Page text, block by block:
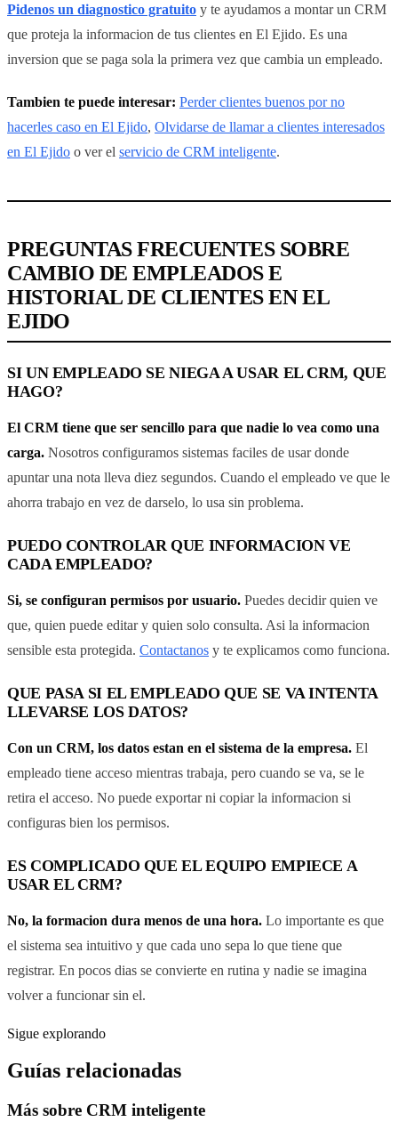
Pidenos un diagnostico gratuito y te ayudamos a montar un CRM
que proteja la informacion de tus clientes en El Ejido. Es una
inversion que se paga sola la primera vez que cambia un empleado.
Tambien te puede interesar: Perder clientes buenos por no
hacerles caso en El Ejido, Olvidarse de llamar a clientes interesados
en El Ejido o ver el servicio de CRM inteligente.
PREGUNTAS FRECUENTES SOBRE
CAMBIO DE EMPLEADOS E
HISTORIAL DE CLIENTES EN EL
EJIDO
SI UN EMPLEADO SE NIEGA A USAR EL CRM, QUE
HAGO?
El CRM tiene que ser sencillo para que nadie lo vea como una
carga. Nosotros configuramos sistemas faciles de usar donde
apuntar una nota lleva diez segundos. Cuando el empleado ve que le
ahorra trabajo en vez de darselo, lo usa sin problema.
PUEDO CONTROLAR QUE INFORMACION VE
CADA EMPLEADO?
Si, se configuran permisos por usuario. Puedes decidir quien ve
que, quien puede editar y quien solo consulta. Asi la informacion
sensible esta protegida. Contactanos y te explicamos como funciona.
QUE PASA SI EL EMPLEADO QUE SE VA INTENTA
LLEVARSE LOS DATOS?
Con un CRM, los datos estan en el sistema de la empresa. El
empleado tiene acceso mientras trabaja, pero cuando se va, se le
retira el acceso. No puede exportar ni copiar la informacion si
configuras bien los permisos.
ES COMPLICADO QUE EL EQUIPO EMPIECE A
USAR EL CRM?
No, la formacion dura menos de una hora. Lo importante es que
el sistema sea intuitivo y que cada uno sepa lo que tiene que
registrar. En pocos dias se convierte en rutina y nadie se imagina
volver a funcionar sin el.
Sigue explorando
Guías relacionadas
Más sobre CRM inteligente